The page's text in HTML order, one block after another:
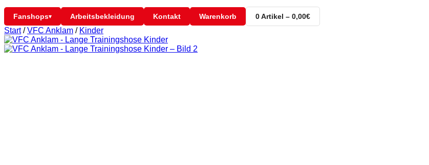
Fanshops▾ Arbeitsbekleidung Kontakt Warenkorb 0 Artikel – 0,00€
Start / VFC Anklam / Kinder